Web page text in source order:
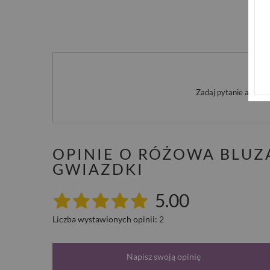
Zadaj pytanie a my
OPINIE O RÓŻOWA
GWIAZDKI
5.00
Liczba wystawionych opinii: 2
Napisz swoją opinię